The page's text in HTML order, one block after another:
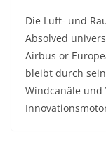
Die Luft- und
Absolved
Airbus or
bleibt durch
Windcanäle